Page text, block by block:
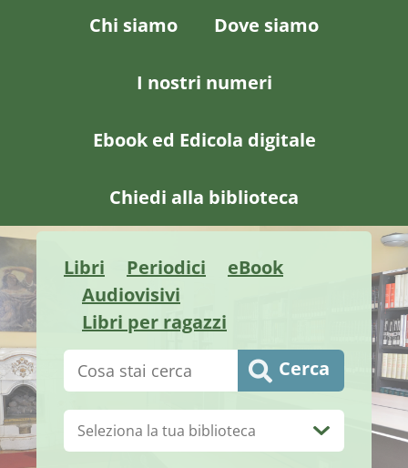
Chi siamo Dove siamo
I nostri numeri
Ebook ed Edicola digitale
Chiedi alla biblioteca
Libri Periodici
eBook
Audiovisivi
Libri per ragazzi
Cerca su "Catalogo" Cerca
Biblioteca: